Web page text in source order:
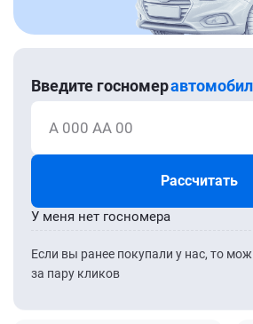
Введите госномер
А 000 АА 00
Рассчитать
Если вы ранее покупали у нас, то
за пару кликов
У меня нет госномера